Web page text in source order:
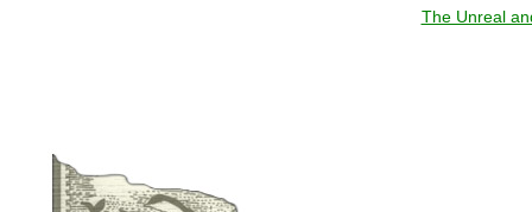
The Unreal